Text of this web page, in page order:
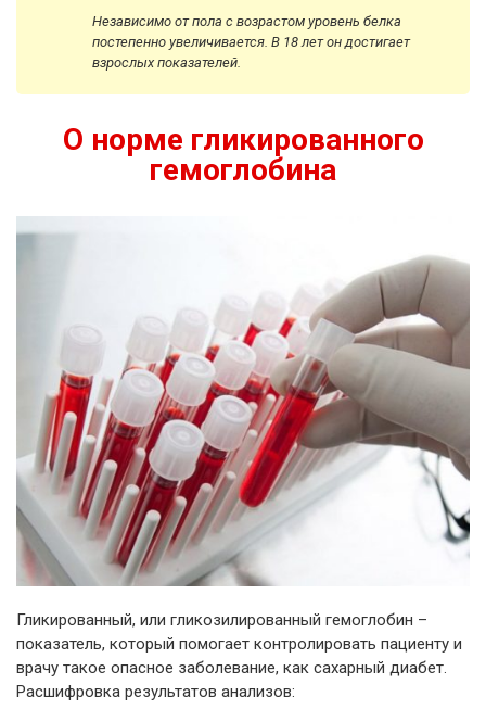
Независимо от пола с возрастом уровень белка
постепенно увеличивается. В 18 лет он достигает
взрослых показателей.
О норме гликированного
гемоглобина
Гликированный, или гликозилированный гемоглобин –
показатель, который помогает контролировать пациенту и
врачу такое опасное заболевание, как сахарный диабет.
Расшифровка результатов анализов: